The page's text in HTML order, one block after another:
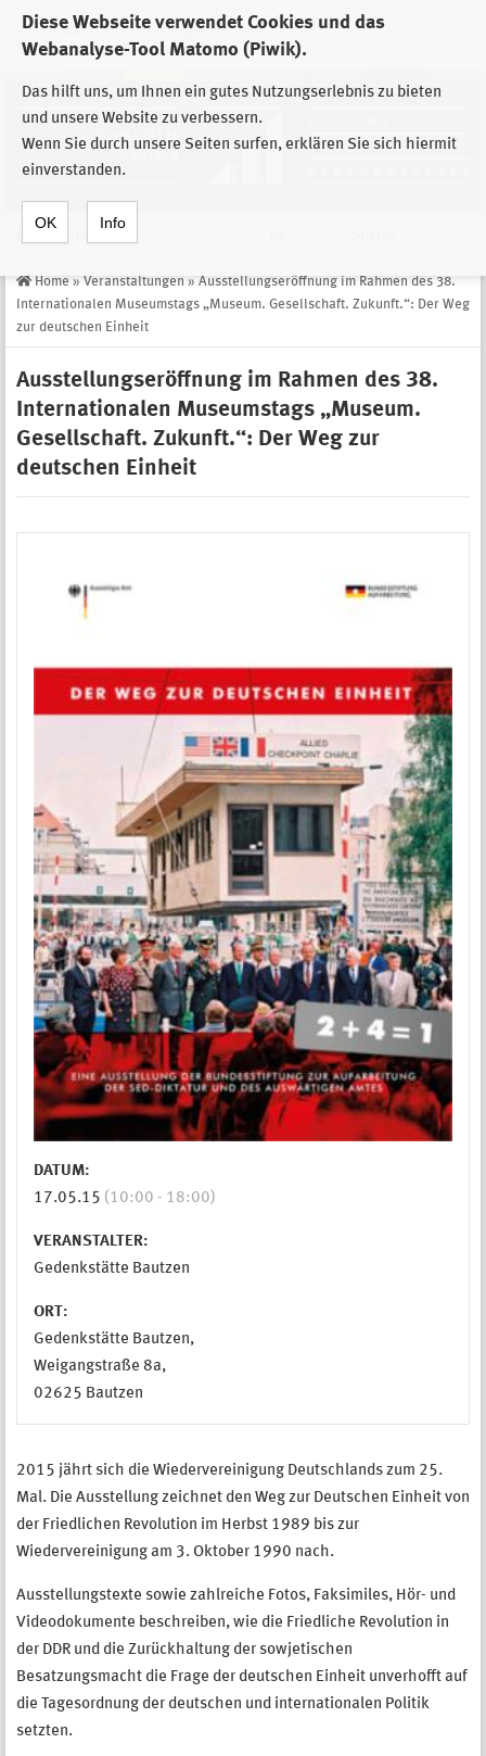
Diese Webseite verwendet Cookies und das
Webanalyse-Tool Matomo (Piwik).
Das hilft uns, um Ihnen ein gutes Nutzungserlebnis zu bieten
und unsere Website zu verbessern.
Wenn Sie durch unsere Seiten surfen, erklären Sie sich hiermit
einverstanden.
OK Info
Zur Auswahl der Einrichtungen der
Stiftung Sächsische Gedenkstätten
Home » Veranstaltungen » Ausstellungseröffnung im Rahmen des 38.
Internationalen Museumstags „Museum. Gesellschaft. Zukunft.“: Der Weg
zur deutschen Einheit
Ausstellungseröffnung im Rahmen des 38.
Internationalen Museumstags „Museum.
Gesellschaft. Zukunft.“: Der Weg zur
deutschen Einheit
DATUM:
17.05.15 (10:00 - 18:00)
VERANSTALTER:
Gedenkstätte Bautzen
ORT:
Gedenkstätte Bautzen,
Weigangstraße 8a,
02625 Bautzen
2015 jährt sich die Wiedervereinigung Deutschlands zum 25.
Mal. Die Ausstellung zeichnet den Weg zur Deutschen Einheit von
der Friedlichen Revolution im Herbst 1989 bis zur
Wiedervereinigung am 3. Oktober 1990 nach.
Ausstellungstexte sowie zahlreiche Fotos, Faksimiles, Hör- und
Videodokumente beschreiben, wie die Friedliche Revolution in
der DDR und die Zurückhaltung der sowjetischen
Besatzungsmacht die Frage der deutschen Einheit unverhofft auf
die Tagesordnung der deutschen und internationalen Politik
setzten.